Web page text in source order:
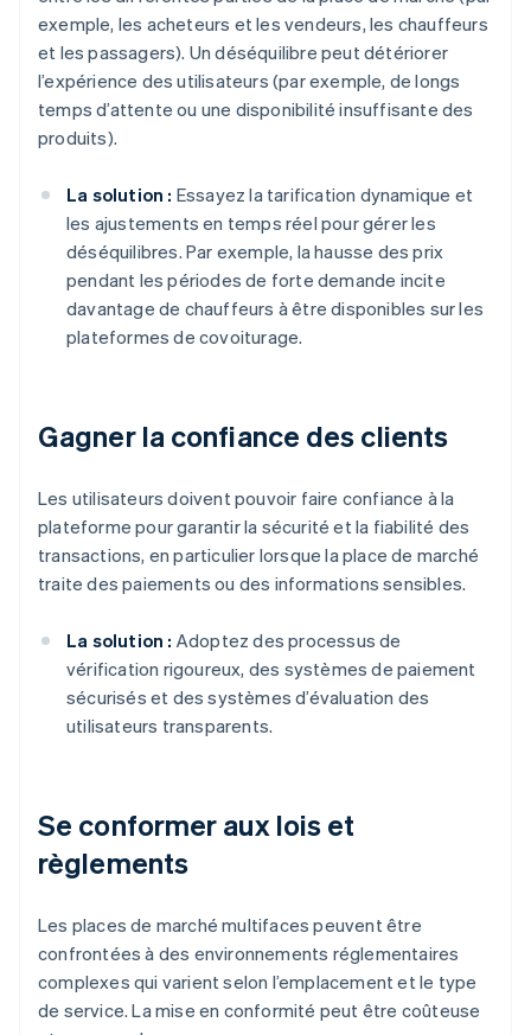
exemple, les acheteurs et les vendeurs, les chauffeurs
et les passagers). Un déséquilibre peut détériorer
l’expérience des utilisateurs (par exemple, de longs
temps d’attente ou une disponibilité insuffisante des
produits).
La solution : Essayez la tarification dynamique et
les ajustements en temps réel pour gérer les
déséquilibres. Par exemple, la hausse des prix
pendant les périodes de forte demande incite
davantage de chauffeurs à être disponibles sur les
plateformes de covoiturage.
Gagner la confiance des clients
Les utilisateurs doivent pouvoir faire confiance à la
plateforme pour garantir la sécurité et la fiabilité des
transactions, en particulier lorsque la place de marché
traite des paiements ou des informations sensibles.
La solution : Adoptez des processus de
vérification rigoureux, des systèmes de paiement
sécurisés et des systèmes d’évaluation des
utilisateurs transparents.
Se conformer aux lois et
règlements
Les places de marché multifaces peuvent être
confrontées à des environnements réglementaires
complexes qui varient selon l’emplacement et le type
de service. La mise en conformité peut être coûteuse